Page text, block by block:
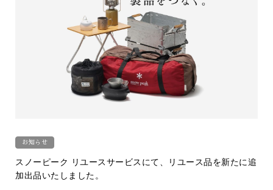
お知らせ
スノーピーク リユースサービスにて、リユース品を新たに追
加出品いたしました。